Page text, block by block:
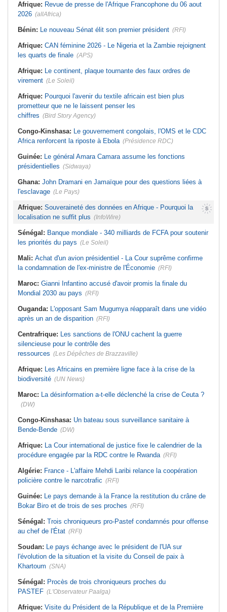
Afrique:CAN féminine - La Côte
d'Ivoire affrontera l'Algérie et le
Maroc fera face à l'Afrique du Sud
Sénégal: Ouverture du procès des
Pastef pour offense au chef de l'État
Mali:La Cour suprême rejette la
Clément Dembélé
Guinée:
Polémique autour des
vacances du président Doumbouya
divisés
endémique à Radès oblige le
avoir prévenu l'Espagne des risques
avant la crise migratoire
Tunisie: Vers un renforcement
stratégique du partenariat
32 000 fournitures scolaires saisies
Afrique: Revue de presse de l'Afrique Francophone du 06 aout
2026 (allAfrica)
Bénin: Le nouveau Sénat élit son premier président (RFI)
Afrique: CAN féminine 2026 - Le Nigeria et la Zambie rejoignent
les quarts de finale (APS)
Afrique: Le continent, plaque tournante des faux ordres de
virement (Le Soleil)
Afrique: Pourquoi l'avenir du textile africain est bien plus
prometteur que ne le laissent penser les
chiffres (Bird Story Agency)
Congo-Kinshasa: Le gouvernement congolais, l'OMS et le CDC
Africa renforcent la riposte à Ebola (Présidence RDC)
Guinée: Le général Amara Camara assume les fonctions
présidentielles (Sidwaya)
Ghana: John Dramani en Jamaïque pour des questions liées à
l'esclavage (Le Pays)
Afrique: Souveraineté des données en Afrique - Pourquoi la
localisation ne suffit plus (InfoWire)
Sénégal: Banque mondiale - 340 milliards de FCFA pour soutenir
les priorités du pays (Le Soleil)
Mali: Achat d'un avion présidentiel - La Cour suprême confirme
la condamnation de l'ex-ministre de l'Économie (RFI)
Maroc: Gianni Infantino accusé d'avoir promis la finale du
Mondial 2030 au pays (RFI)
Ouganda: L'opposant Sam Mugumya réapparaît dans une vidéo
après un an de disparition (RFI)
Centrafrique: Les sanctions de l'ONU cachent la guerre
silencieuse pour le contrôle des
ressources (Les Dépêches de Brazzaville)
Afrique: Les Africains en première ligne face à la crise de la
biodiversité (UN News)
Maroc: La désinformation a-t-elle déclenché la crise de Ceuta ?
(DW)
Congo-Kinshasa: Un bateau sous surveillance sanitaire à
Bende-Bende (DW)
Afrique: La Cour international de justice fixe le calendrier de la
procédure engagée par la RDC contre le Rwanda (RFI)
Algérie: France - L'affaire Mehdi Laribi relance la coopération
policière contre le narcotrafic (RFI)
Guinée: Le pays demande à la France la restitution du crâne de
Bokar Biro et de trois de ses proches (RFI)
Sénégal: Trois chroniqueurs pro-Pastef condamnés pour offense
au chef de l'État (RFI)
Soudan: Le pays échange avec le président de l'UA sur
l'évolution de la situation et la visite du Conseil de paix à
Khartoum (SNA)
Sénégal: Procès de trois chroniqueurs proches du
PASTEF (L'Observateur Paalga)
Afrique: Visite du Président de la République et de la Première